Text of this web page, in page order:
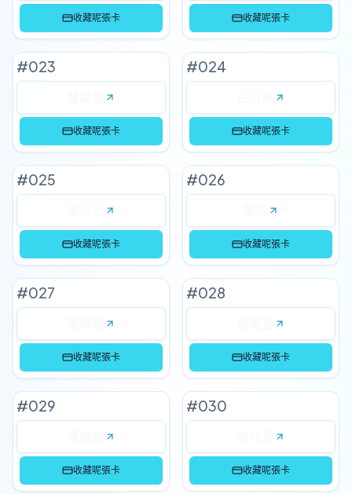
收藏呢張卡 收藏呢張卡
#023
收藏呢張卡
#024
收藏呢張卡
#025
收藏呢張卡
#026
收藏呢張卡
#027
收藏呢張卡
#028
收藏呢張卡
#029
收藏呢張卡
#030
收藏呢張卡